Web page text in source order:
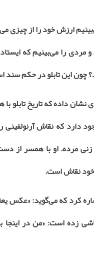
ارزش خود را از چیزی
مردی را می‌بینیم که
چون این تابلو در حکم
داده که تاریخ تابلو
دارد که نقاش
زنی مرده. او با همسر
خود نقاش است.
کرد که می‌گوید: «عکس
زده است: «من در اینجا